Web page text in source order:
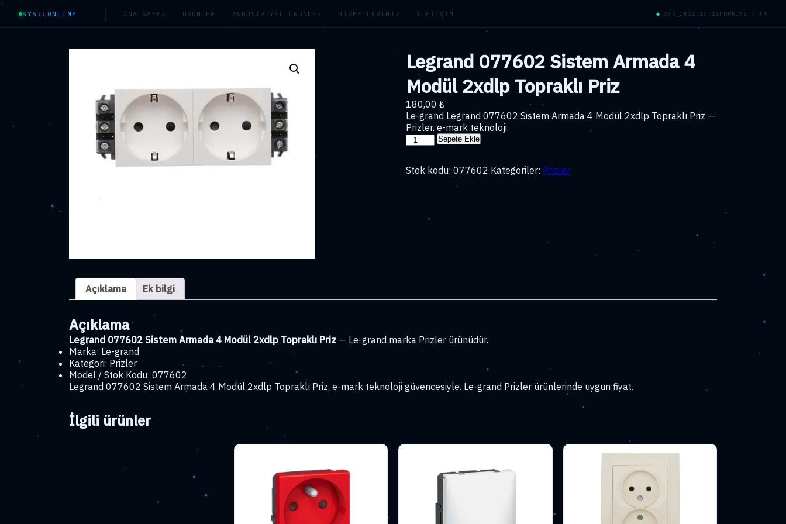
SYS::ONLINE ANA SAYFA ÜRÜNLER ENDÜSTRIYEL ÜRÜNLER HIZMETLERIMIZ İLETIŞIM ◆ SYS_OK22:15:16TÜRKİYE / TR
Legrand 077602 Sistem Armada 4
Modül 2xdlp Topraklı Priz
180,00₺
Le-grand Legrand 077602 Sistem Armada 4 Modül 2xdlp Topraklı Priz —
Prizler. e-mark teknoloji.
Legrand
Armada
Topraklı
Sepete Ekle
Stok kodu:077602 Kategoriler: Prizler
Açıklama Ek bilgi
Açıklama
Legrand 077602 Sistem Armada 4 Modül 2xdlp Topraklı Priz — Le-grand marka Prizler ürünüdür.
Marka: Le-grand
Kategori: Prizler
Model / Stok Kodu: 077602
Legrand 077602 Sistem Armada 4 Modül 2xdlp Topraklı Priz, e-mark teknoloji güvencesiyle. Le-grand Prizler ürünlerinde uygun fiyat.
İlgili ürünler